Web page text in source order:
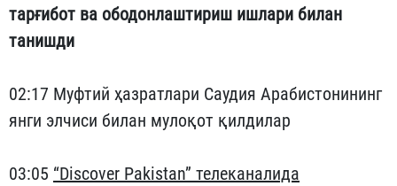
тарғибот ва ободонлаштириш ишлари билан
танишди
02:17 Муфтий ҳазратлари Саудия Арабистонининг
янги элчиси билан мулоқот қилдилар
03:05 “Discover Pakistan” телеканалида